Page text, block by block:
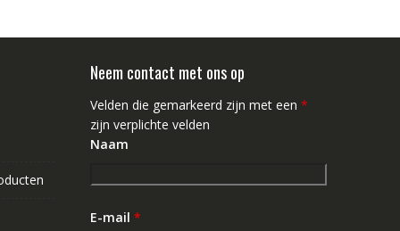
Neem contact met ons op
Velden die gemarkeerd zijn met een *
zijn verplichte velden
Naam
E-mail *